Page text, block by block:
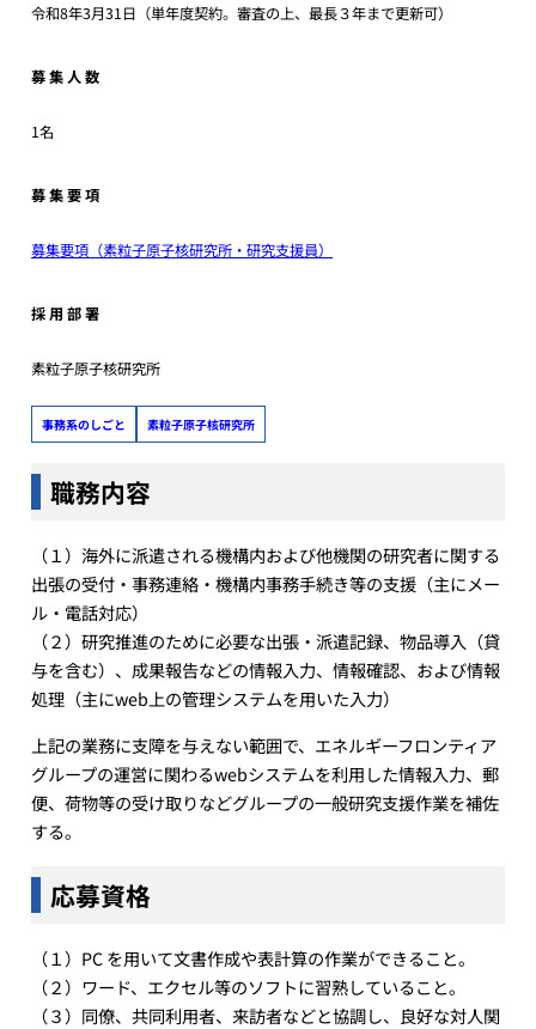
令和8年3月31日（単年度契約。審査の上、最長３年まで更新可）
募 集 人 数
1名
募 集 要 項
募集要項（素粒子原子核研究所・研究支援員）
採 用 部 署
素粒子原子核研究所
事務系のしごと 素粒子原子核研究所
職務内容
（１）海外に派遣される機構内および他機関の研究者に関する
出張の受付・事務連絡・機構内事務手続き等の支援（主にメー
ル・電話対応）
（２）研究推進のために必要な出張・派遣記録、物品導入（貸
与を含む）、成果報告などの情報入力、情報確認、および情報
処理（主にweb上の管理システムを用いた入力）
上記の業務に支障を与えない範囲で、エネルギーフロンティア
グループの運営に関わるwebシステムを利用した情報入力、郵
便、荷物等の受け取りなどグループの一般研究支援作業を補佐
する。
応募資格
（１）PC を用いて文書作成や表計算の作業ができること。
（２）ワード、エクセル等のソフトに習熟していること。
（３）同僚、共同利用者、来訪者などと協調し、良好な対人関